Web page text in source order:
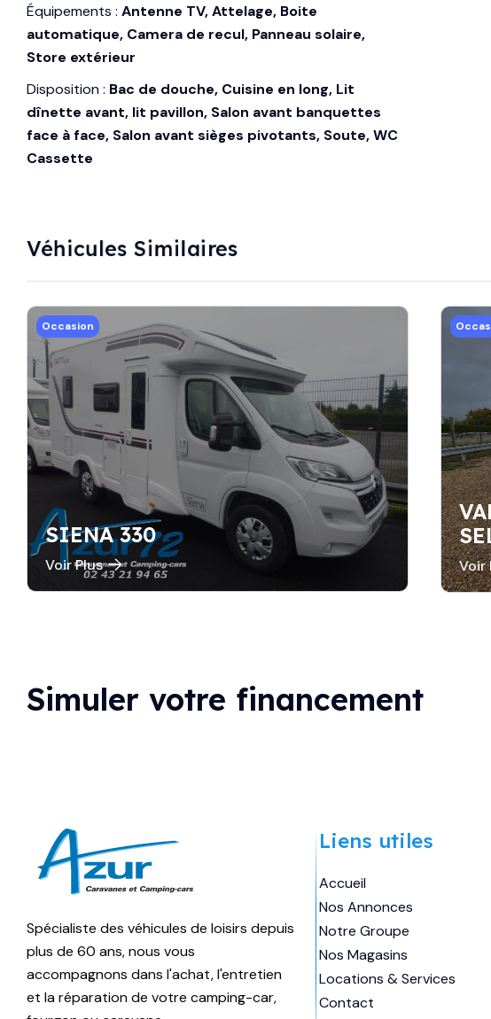
Équipements : Antenne TV, Attelage, Boite
automatique, Camera de recul, Panneau solaire,
Store extérieur
Disposition : Bac de douche, Cuisine en long, Lit
dînette avant, lit pavillon, Salon avant banquettes
face à face, Salon avant sièges pivotants, Soute, WC
Cassette
Véhicules Similaires
Occasion
Voir Plus
SIENA 330
Couchages
Places 4
Prix: 68 990€
Voir
Simuler votre financement
Spécialiste des véhicules de loisirs depuis
plus de 60 ans, nous vous
accompagnons dans l'achat, l'entretien
et la réparation de votre camping-car,
Liens utiles
Accueil
Nos Annonces
Notre Groupe
Nos Magasins
Locations & Services
Contact